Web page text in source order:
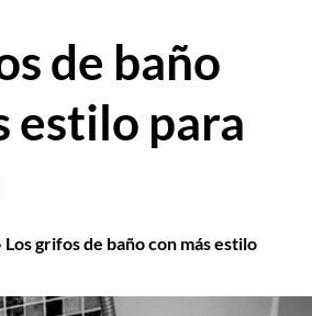
de baño
estilo para
Los grifos de baño con más estilo